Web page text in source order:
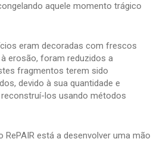
aquele momento trágico
eram decoradas com frescos
erosão, foram reduzidos a
fragmentos terem sido
devido à sua quantidade e
los usando métodos
RePAIR está a desenvolver uma mão